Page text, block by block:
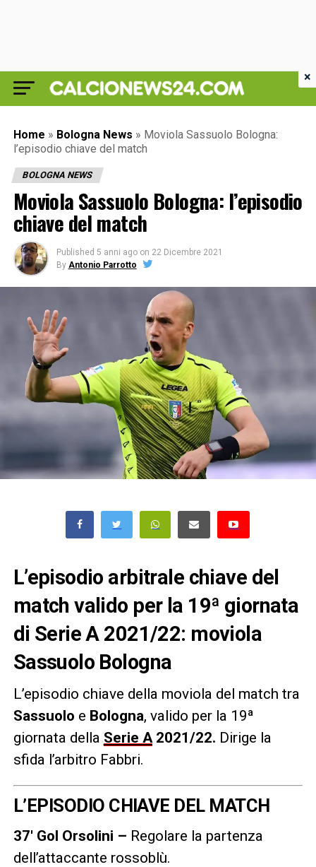
Home » Bologna News » Moviola Sassuolo Bologna:
l’episodio chiave del match
BOLOGNA NEWS
Moviola Sassuolo Bologna: l’episodio
chiave del match
Published 5 anni ago on 22 Dicembre 2021
By Antonio Parrotto
L’episodio arbitrale chiave del
match valido per la 19ª giornata
di Serie A 2021/22: moviola
Sassuolo Bologna
L’episodio chiave della moviola del match tra
Sassuolo e Bologna, valido per la 19ª
giornata della Serie A2021/22. Dirige la
sfida l’arbitro Fabbri.
L’EPISODIO CHIAVE DEL MATCH
37′ Gol Orsolini – Regolare la partenza
dell’attaccante rossoblù.
×